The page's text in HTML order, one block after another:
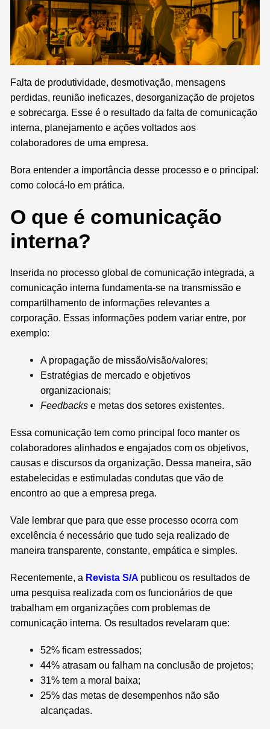
Falta de produtividade, desmotivação, mensagens
perdidas, reunião ineficazes, desorganização de projetos
e sobrecarga. Esse é o resultado da falta de comunicação
interna, planejamento e ações voltados aos
colaboradores de uma empresa.
Bora entender a importância desse processo e o principal:
como colocá-lo em prática.
O que é comunicação
interna?
Inserida no processo global de comunicação integrada, a
comunicação interna fundamenta-se na transmissão e
compartilhamento de informações relevantes a
corporação. Essas informações podem variar entre, por
exemplo:
A propagação de missão/visão/valores;
Estratégias de mercado e objetivos
organizacionais;
Feedbacks e metas dos setores existentes.
Essa comunicação tem como principal foco manter os
colaboradores alinhados e engajados com os objetivos,
causas e discursos da organização. Dessa maneira, são
estabelecidas e estimuladas condutas que vão de
encontro ao que a empresa prega.
Vale lembrar que para que esse processo ocorra com
excelência é necessário que tudo seja realizado de
maneira transparente, constante, empática e simples.
Recentemente, a Revista S/A publicou os resultados de
uma pesquisa realizada com os funcionários de que
trabalham em organizações com problemas de
comunicação interna. Os resultados revelaram que:
52% ficam estressados;
44% atrasam ou falham na conclusão de projetos;
31% tem a moral baixa;
25% das metas de desempenhos não são
alcançadas.